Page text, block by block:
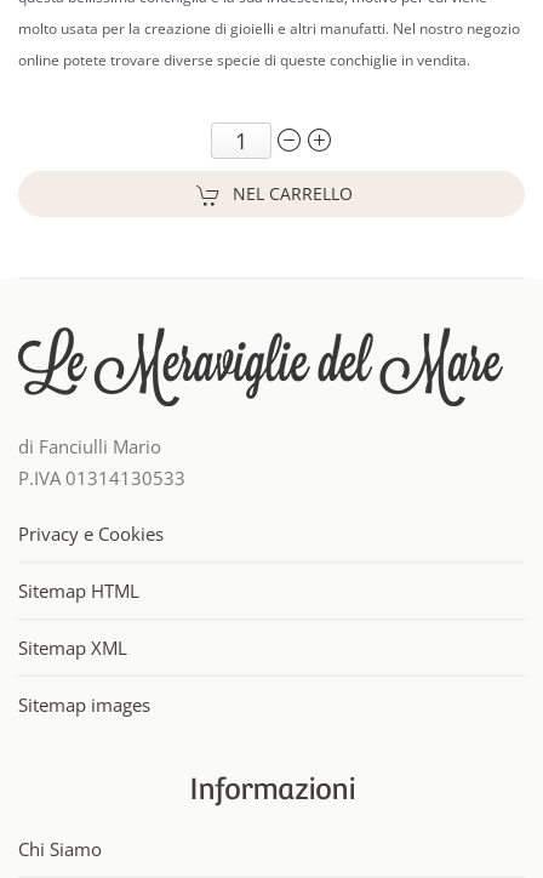
molto usata per la creazione di gioielli e altri manufatti. Nel nostro negozio
online potete trovare diverse specie di queste conchiglie in vendita.
NEL CARRELLO
di Fanciulli Mario
P.IVA 01314130533
Privacy e Cookies
Sitemap HTML
Sitemap XML
Sitemap images
Informazioni
Chi Siamo